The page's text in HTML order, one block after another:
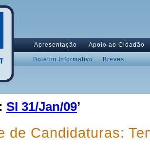
Apresentação Apoio ao Cidadão
Boletim Informativo Breves
SI 31/Jan/09’
de Candidaturas: